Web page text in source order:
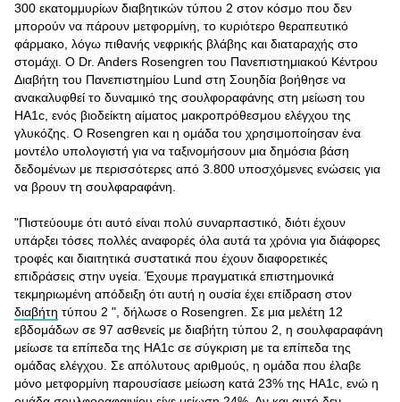
300 εκατομμυρίων διαβητικών τύπου 2 στον κόσμο που δεν
μπορούν να πάρουν μετφορμίνη, τo κυριότερo θεραπευτικό
φάρμακο, λόγω πιθανής νεφρικής βλάβης και διαταραχής στο
στομάχι. Ο Dr. Anders Rosengren του Πανεπιστημιακού Κέντρου
Διαβήτη του Πανεπιστημίου Lund στη Σουηδία βοήθησε να
ανακαλυφθεί το δυναμικό της σουλφοραφάνης στη μείωση του
HA1c, ενός βιοδείκτη αίματος μακροπρόθεσμου ελέγχου της
γλυκόζης. O Rosengren και η ομάδα του χρησιμοποίησαν ένα
μοντέλο υπολογιστή για να ταξινομήσουν μια δημόσια βάση
δεδομένων με περισσότερες από 3.800 υποσχόμενες ενώσεις για
να βρουν τη σουλφαραφάνη.
"Πιστεύουμε ότι αυτό είναι πολύ συναρπαστικό, διότι έχουν
υπάρξει τόσες πολλές αναφορές όλα αυτά τα χρόνια για διάφορες
τροφές και διαιτητικά συστατικά που έχουν διαφορετικές
επιδράσεις στην υγεία. Έχουμε πραγματικά επιστημονικά
τεκμηριωμένη απόδειξη ότι αυτή η ουσία έχει επίδραση στον
διαβήτη τύπου 2 ", δήλωσε ο Rosengren. Σε μια μελέτη 12
εβδομάδων σε 97 ασθενείς με διαβήτη τύπου 2, η σουλφαραφάνη
μείωσε τα επίπεδα της HA1c σε σύγκριση με τα επίπεδα της
ομάδας ελέγχου. Σε απόλυτους αριθμούς, η ομάδα που έλαβε
μόνο μετφορμίνη παρουσίασε μείωση κατά 23% της HA1c, ενώ η